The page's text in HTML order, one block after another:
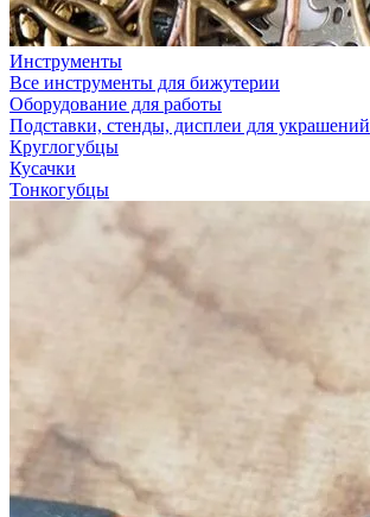
Инструменты
Все инструменты для бижутерии
Оборудование для работы
Подставки, стенды, дисплеи для украшений
Круглогубцы
Кусачки
Тонкогубцы